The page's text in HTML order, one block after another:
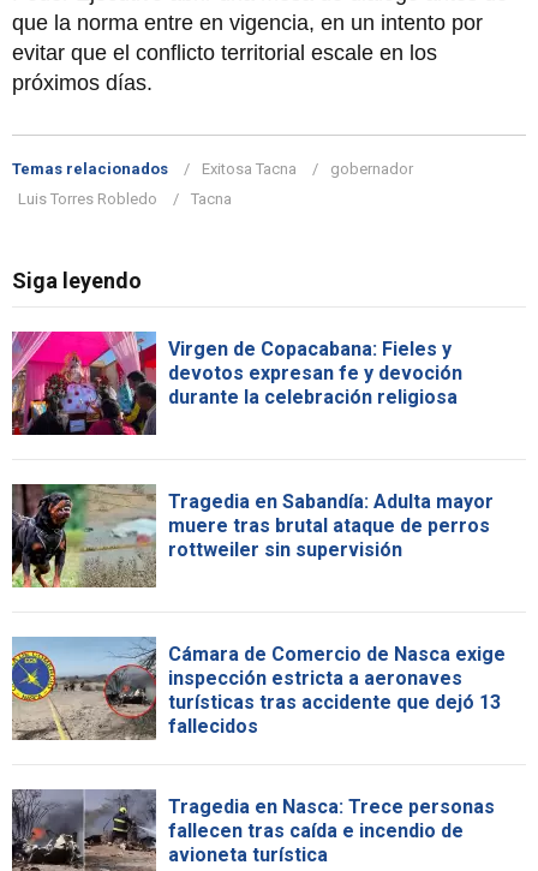
que la norma entre en vigencia, en un intento por
evitar que el conflicto territorial escale en los
próximos días.
Temas relacionados Exitosa Tacna
gobernador
Luis Torres Robledo
Tacna
Siga leyendo
Virgen de Copacabana: Fieles y
devotos expresan fe y devoción
durante la celebración religiosa
Tragedia en Sabandía: Adulta mayor
muere tras brutal ataque de perros
rottweiler sin supervisión
Cámara de Comercio de Nasca exige
inspección estricta a aeronaves
turísticas tras accidente que dejó 13
fallecidos
Tragedia en Nasca: Trece personas
fallecen tras caída e incendio de
avioneta turística